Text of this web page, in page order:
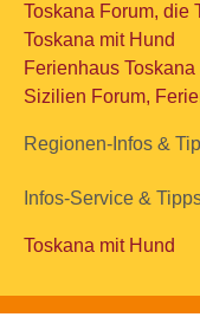
Toskana Forum, die
Toskana mit Hund
Ferienhaus Toskana
Sizilien Forum,
Regionen-Infos &
Infos-Service &
Toskana mit Hund